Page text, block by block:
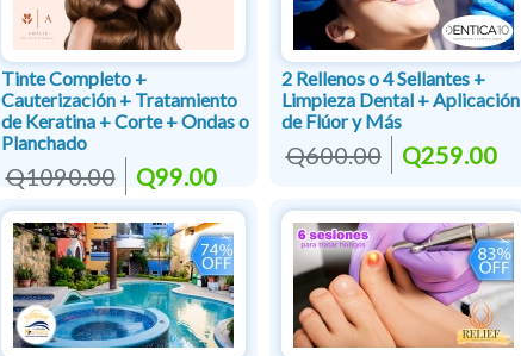
Tinte Completo +
Cauterización + Tratamiento
de Keratina + Corte + Ondas o
Planchado
Q1090.00 Q99.00
2 Rellenos o 4 Sellantes +
Limpieza Dental + Aplicación
de Flúor y Más
Q600.00 Q259.00